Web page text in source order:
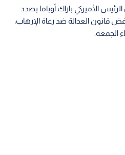
الأميركي باراك أوباما بصدد
قانون العدالة ضد رعاة الإرهاب،
الجمعة.